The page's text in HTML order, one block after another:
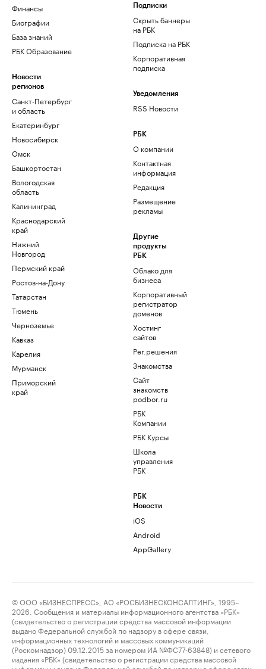
Финансы
Биографии
База знаний
РБК Образование
Новости
регионов
Санкт-Петербург
и область
Екатеринбург
Новосибирск
Омск
Башкортостан
Вологодская
область
Калининград
Краснодарский
край
Нижний
Новгород
Пермский край
Ростов-на-Дону
Татарстан
Тюмень
Черноземье
Кавказ
Карелия
Мурманск
Приморский
край
Подписки
Скрыть баннеры
на РБК
Подписка на РБК
Корпоративная
подписка
Уведомления
RSS Новости
РБК
О компании
Контактная
информация
Редакция
Размещение
рекламы
Другие
продукты
РБК
Облако для
бизнеса
Корпоративный
регистратор
доменов
Хостинг
сайтов
Рег.решения
Знакомства
Сайт
знакомств
podbor.ru
РБК
Компании
РБК Курсы
Школа
управления
РБК
РБК
Новости
iOS
Android
AppGallery
© ООО «БИЗНЕСПРЕСС», АО «РОСБИЗНЕСКОНСАЛТИНГ», 1995–
2026. Сообщения и материалы информационного агентства «РБК»
(свидетельство о регистрации средства массовой информации
выдано Федеральной службой по надзору в сфере связи,
информационных технологий и массовых коммуникаций
(Роскомнадзор) 09.12.2015 за номером ИА №ФС77-63848) и сетевого
издания «РБК» (свидетельство о регистрации средства массовой